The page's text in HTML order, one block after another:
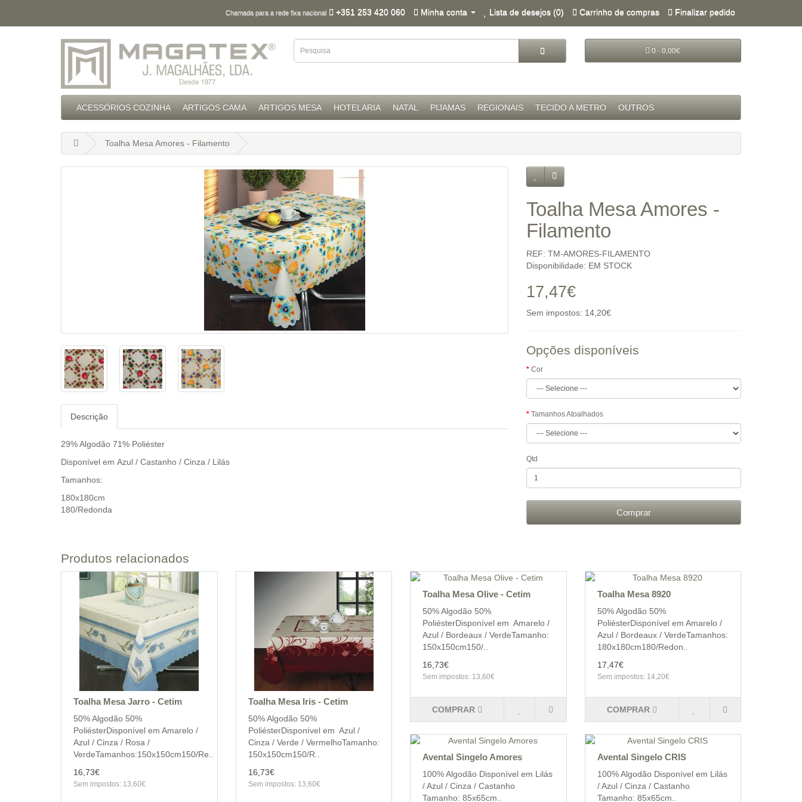
Chamada para a rede fixa nacional +351 253 420 060 Minha conta Lista de desejos (0) Carrinho de compras Finalizar pedido
0 - 0,00€
ACESSÓRIOS COZINHA ARTIGOS CAMA ARTIGOS MESA HOTELARIA NATAL PIJAMAS REGIONAIS TECIDO A METRO OUTROS
Toalha Mesa Amores - Filamento
Descrição
29% Algodão 71% Poliéster
Disponível em Azul / Castanho / Cinza / Lilás
Tamanhos:
180x180cm
180/Redonda
Toalha Mesa Amores -
Filamento
REF: TM-AMORES-FILAMENTO
Disponibilidade: EM STOCK
17,47€
Sem impostos: 14,20€
Opções disponíveis
Cor
Tamanhos Atoalhados
Qtd
Comprar
Produtos relacionados
Toalha Mesa Jarro - Cetim
50% Algodão 50%
PoliésterDisponível em Amarelo /
Azul / Cinza / Rosa /
VerdeTamanhos:150x150cm150/Re..
16,73€
Sem impostos: 13,60€
Toalha Mesa Iris - Cetim
50% Algodão 50%
PoliésterDisponível em Azul /
Cinza / Verde / VermelhoTamanho:
150x150cm150/R..
16,73€
Sem impostos: 13,60€
Toalha Mesa Olive - Cetim
50% Algodão 50%
PoliésterDisponível em Amarelo /
Azul / Bordeaux / VerdeTamanho:
150x150cm150/..
16,73€
Sem impostos: 13,60€
COMPRAR
Toalha Mesa 8920
50% Algodão 50%
PoliésterDisponível em Amarelo /
Azul / Bordeaux / VerdeTamanhos:
180x180cm180/Redon..
17,47€
Sem impostos: 14,20€
COMPRAR
Avental Singelo Amores
100% Algodão Disponível em Lilás
/ Azul / Cinza / Castanho
Tamanho: 85x65cm..
Avental Singelo CRIS
100% Algodão Disponível em Lilás
/ Azul / Cinza / Castanho
Tamanho: 85x65cm..